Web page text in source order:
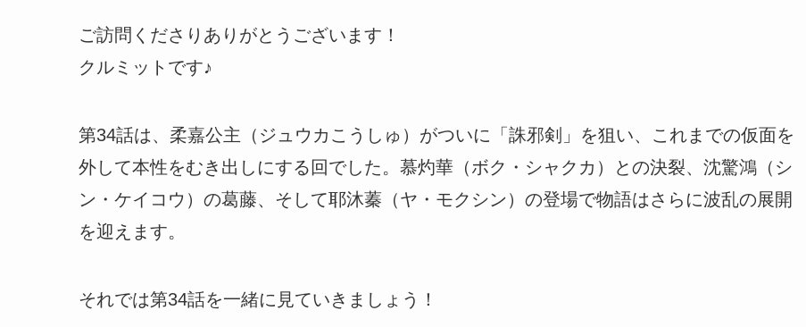
ご訪問くださりありがとうございます！
クルミットです♪
第34話は、柔嘉公主（ジュウカこうしゅ）がついに「誅邪剣」を狙い、これまでの仮面を
外して本性をむき出しにする回でした。慕灼華（ボク・シャクカ）との決裂、沈驚鴻（シ
ン・ケイコウ）の葛藤、そして耶沐蓁（ヤ・モクシン）の登場で物語はさらに波乱の展開
を迎えます。
それでは第34話を一緒に見ていきましょう！